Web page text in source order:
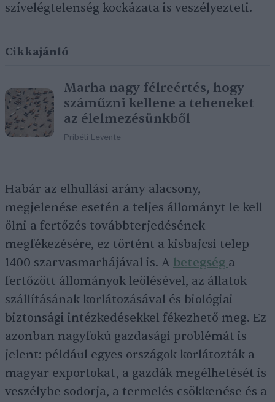
szívelégtelenség kockázata is veszélyezteti.
Cikkajánló
Marha nagy félreértés, hogy
száműzni kellene a teheneket
az élelmezésünkből
Pribéli Levente
Habár az elhullási arány alacsony,
megjelenése esetén a teljes állományt le kell
ölni a fertőzés továbbterjedésének
megfékezésére, ez történt a kisbajcsi telep
1400 szarvasmarhájával is. A betegség a
fertőzött állományok leölésével, az állatok
szállításának korlátozásával és biológiai
biztonsági intézkedésekkel fékezhető meg. Ez
azonban nagyfokú gazdasági problémát is
jelent: például egyes országok korlátozták a
magyar exportokat, a gazdák megélhetését is
veszélybe sodorja, a termelés csökkenése és a